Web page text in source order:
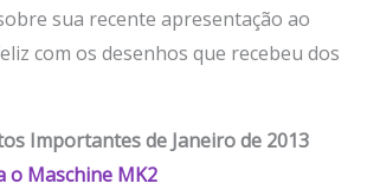
sua recente apresentação ao
com os desenhos que recebeu dos
Importantes de Janeiro de 2013
o Maschine MK2